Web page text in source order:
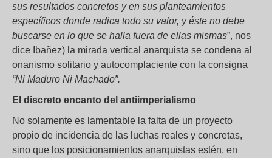
sus resultados concretos y en sus planteamientos
específicos donde radica todo su valor, y éste no debe
buscarse en lo que se halla fuera de ellas mismas”, nos
dice Ibañez) la mirada vertical anarquista se condena al
onanismo solitario y autocomplaciente con la consigna
“Ni Maduro Ni Machado”.
El discreto encanto del antiimperialismo
No solamente es lamentable la falta de un proyecto
propio de incidencia de las luchas reales y concretas,
sino que los posicionamientos anarquistas estén, en